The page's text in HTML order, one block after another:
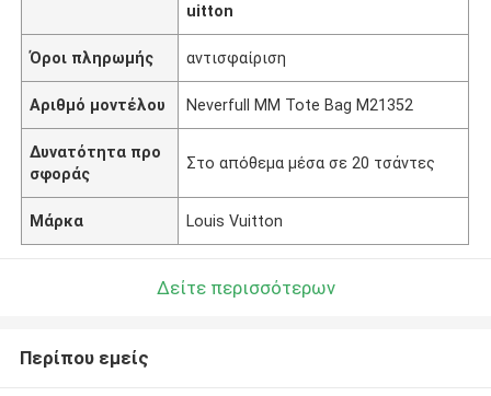
uitton
Όροι πληρωμής αντισφαίριση
Αριθμό μοντέλου Neverfull MM Tote Bag M21352
Δυνατότητα προ
σφοράς
Στο απόθεμα μέσα σε 20 τσάντες
Μάρκα Louis Vuitton
Δείτε περισσότερων
Περίπου εμείς